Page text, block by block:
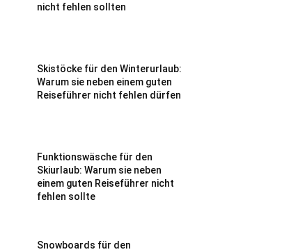
nicht fehlen sollten
Skistöcke für den Winterurlaub:
Warum sie neben einem guten
Reiseführer nicht fehlen dürfen
Funktionswäsche für den
Skiurlaub: Warum sie neben
einem guten Reiseführer nicht
fehlen sollte
Snowboards für den